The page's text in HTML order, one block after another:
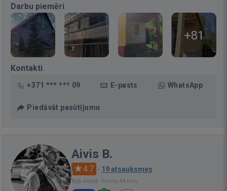
Darbu piemēri
+81
Kontakti
+371 *** *** 09 E-pasts WhatsApp
Piedāvāt pasūtījumu
Aivis B.
4.7 · 19 atsauksmes
Bija vietnē: Pirms 44 min.